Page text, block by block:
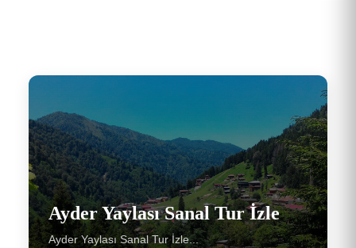
Ayder Yaylası Sanal Tur İzle
Ayder Yaylası Sanal Tur İzle...